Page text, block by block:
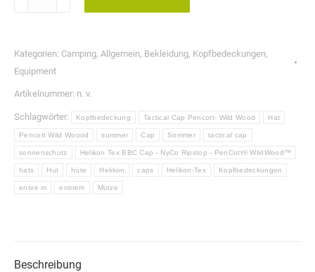
Tex
Cap-
PenCott®
WildWood™
Kategorien: Camping, Allgemein, Bekleidung, Kopfbedeckungen,
Equipment
Artikelnummer: n. v.
Schlagwörter: Kopfbedeckung Tactical Cap Pencott- Wild Wood Hat
Pencott Wild Woood summer Cap Sommer tactical cap
sonnenschutz Helikon Tex BBC Cap - NyCo Ripstop - PenCott® WildWood™
hats Hut hüte Helikon caps Helikon-Tex Kopfbedeckungen
entire m entirem Mütze
Beschreibung